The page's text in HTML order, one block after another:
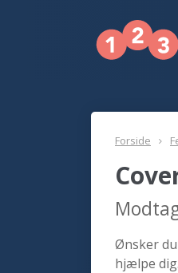
Forside
Ønsker
hjælpe